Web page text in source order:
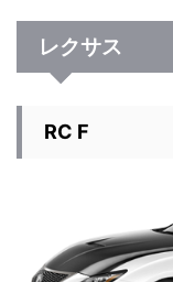
レクサス
RC F